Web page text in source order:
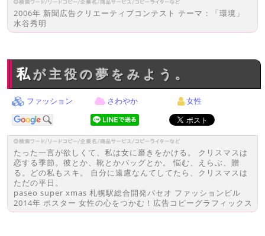
2006年 新聞広告クリエーティブコンテスト テーマ：「環境」
水谷秀明
私が主役の夢をみよう。
ファッション さわやか 女性
たった一言が欲しくて、私は女に磨きをかける。 クリスマスは
恋する季節。彼とか、靴とかバッグとか。 悩む、えらぶ、贈
る。どの私もスキ。 自分に遠慮なんてしてたら、クリスマスは
ただの平日。
paseo super xmas 札幌駅総合開発パセオ ファッションビル
2014年 ポスター 女性の心をつかむ！広告コピーグラフィックス